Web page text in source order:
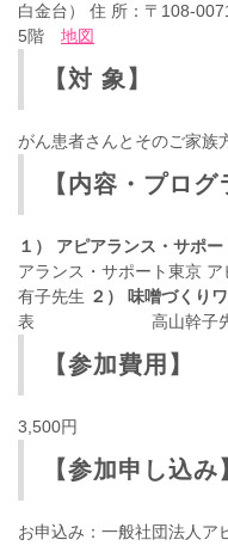
白金台） 住 所：〒108-
5階 地図
【対 象】
がん患者さんとそのご家族
【内容・プログ
１） アピアランス・サポー
アランス・サポート東京
有子先生 ２） 味噌づくり
表 高山幹子先
【参加費用】
3,500円
【参加申し込み
お申込み：一般社団法人